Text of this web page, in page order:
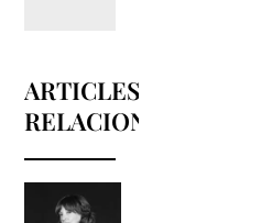
ARTICLES
RELACIONATS